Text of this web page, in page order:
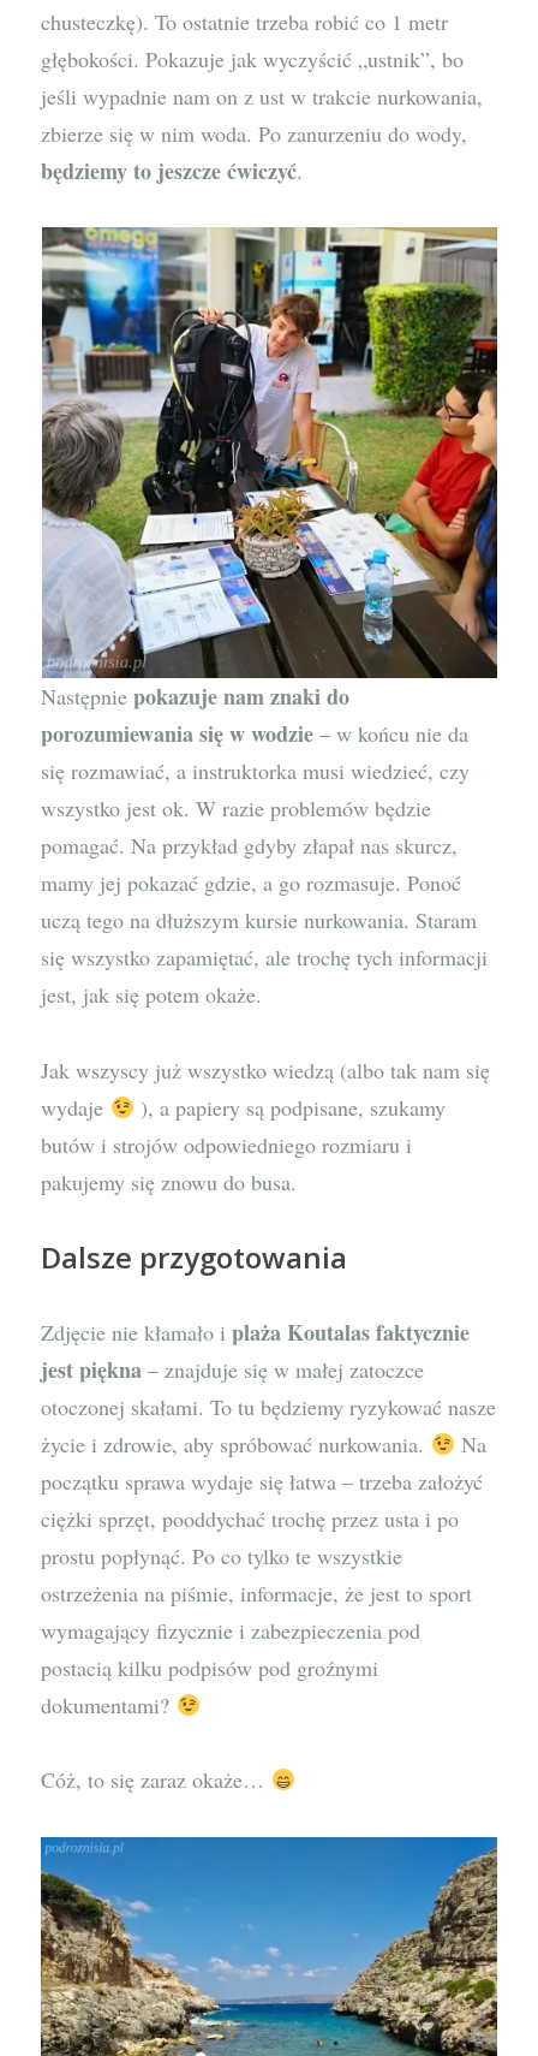
chusteczkę). To ostatnie trzeba robić co 1 metr
głębokości. Pokazuje jak wyczyścić „ustnik”, bo
jeśli wypadnie nam on z ust w trakcie nurkowania,
zbierze się w nim woda. Po zanurzeniu do wody,
będziemy to jeszcze ćwiczyć.
Następniepokazuje nam znaki do
porozumiewania się w wodzie – w końcu nie da
się rozmawiać, a instruktorka musi wiedzieć, czy
wszystko jest ok. W razie problemów będzie
pomagać. Na przykład gdyby złapał nas skurcz,
mamy jej pokazać gdzie, a go rozmasuje. Ponoć
uczą tego na dłuższym kursie nurkowania. Staram
się wszystko zapamiętać, ale trochę tych informacji
jest, jak się potem okaże.
Jak wszyscy już wszystko wiedzą (albo tak nam się
wydaje
), a papiery są podpisane, szukamy
butów i strojów odpowiedniego rozmiaru i
pakujemy się znowu do busa.
Dalsze przygotowania
Zdjęcie nie kłamało iplaża Koutalas faktycznie
jest piękna – znajduje się w małej zatoczce
otoczonej skałami. To tu będziemy ryzykować nasze
życie i zdrowie, aby spróbować nurkowania.
Na
początku sprawa wydaje się łatwa – trzeba założyć
ciężki sprzęt, pooddychać trochę przez usta i po
prostu popłynąć. Po co tylko te wszystkie
ostrzeżenia na piśmie, informacje, że jest to sport
wymagający fizycznie i zabezpieczenia pod
postacią kilku podpisów pod groźnymi
dokumentami?
Cóż, to się zaraz okaże…